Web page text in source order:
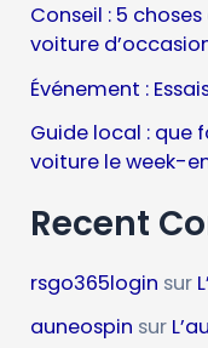
Conseil : 5
voiture
Événement :
Guide local : que
voiture le week-
Recent
rsgo365login sur
auneospin sur